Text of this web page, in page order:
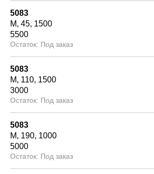
5083
М 45 1500
5500
Под заказ
5083
М
110 1500
3000
Под заказ
5083
М
190 1000
5000
Под заказ